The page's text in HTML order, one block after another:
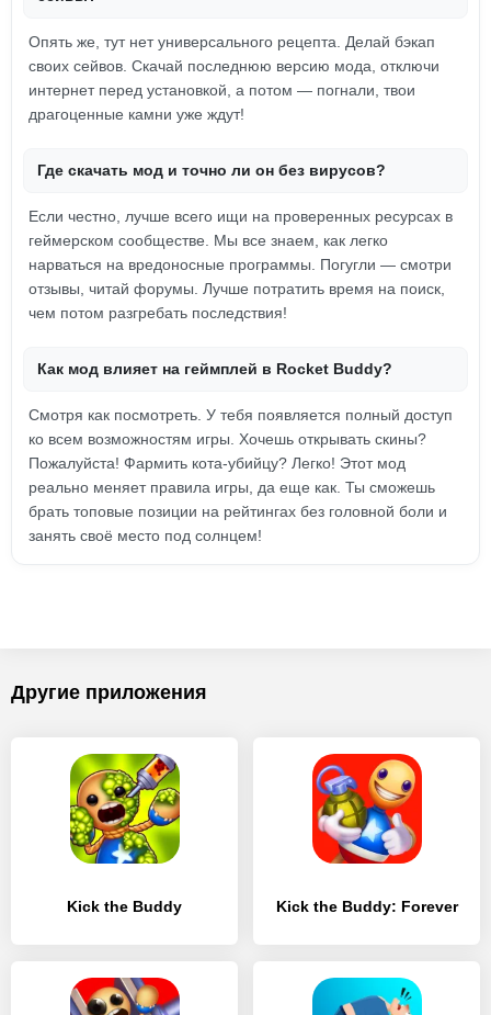
Опять же, тут нет универсального рецепта. Делай бэкап
своих сейвов. Скачай последнюю версию мода, отключи
интернет перед установкой, а потом — погнали, твои
драгоценные камни уже ждут!
Где скачать мод и точно ли он без вирусов?
Если честно, лучше всего ищи на проверенных ресурсах в
геймерском сообществе. Мы все знаем, как легко
нарваться на вредоносные программы. Погугли — смотри
отзывы, читай форумы. Лучше потратить время на поиск,
чем потом разгребать последствия!
Как мод влияет на геймплей в Rocket Buddy?
Смотря как посмотреть. У тебя появляется полный доступ
ко всем возможностям игры. Хочешь открывать скины?
Пожалуйста! Фармить кота-убийцу? Легко! Этот мод
реально меняет правила игры, да еще как. Ты сможешь
брать топовые позиции на рейтингах без головной боли и
занять своё место под солнцем!
Другие приложения
Kick the Buddy Kick the Buddy: Forever